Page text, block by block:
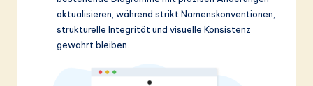
aktualisieren, während strikt Namenskonventionen,
strukturelle Integrität und visuelle Konsistenz
gewahrt bleiben.